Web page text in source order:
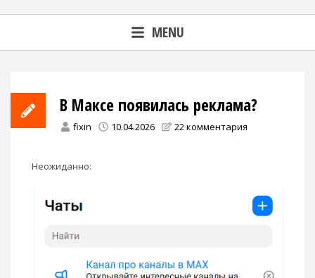
MENU
В Максе появилась реклама?
fixin 10.04.2026 22 комментария
Неожиданно: